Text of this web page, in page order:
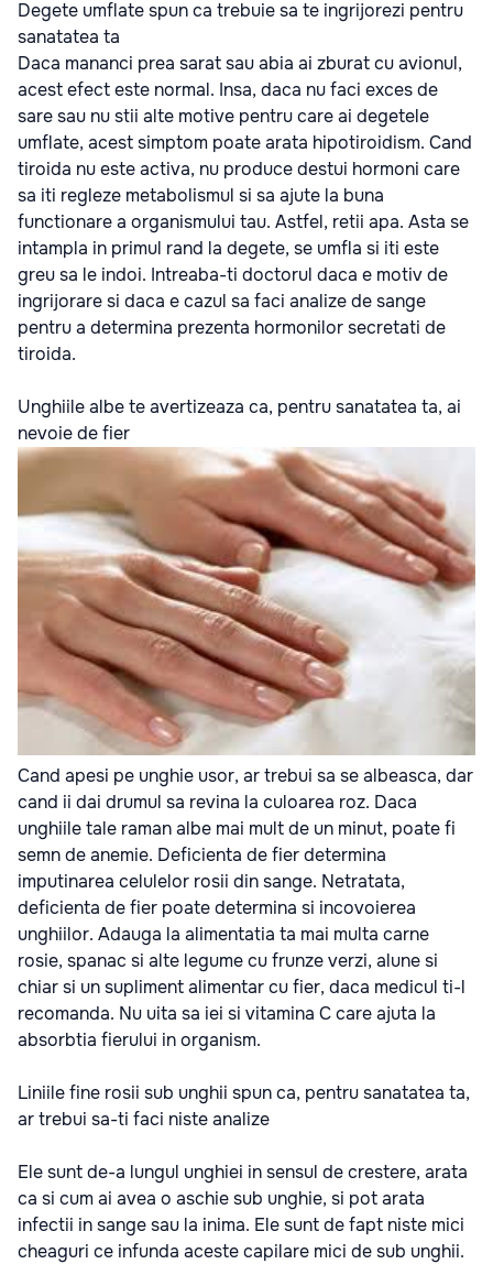
Degete umflate spun ca trebuie sa te ingrijorezi pentru
sanatatea ta
Daca mananci prea sarat sau abia ai zburat cu avionul,
acest efect este normal. Insa, daca nu faci exces de
sare sau nu stii alte motive pentru care ai degetele
umflate, acest simptom poate arata hipotiroidism. Cand
tiroida nu este activa, nu produce destui hormoni care
sa iti regleze metabolismul si sa ajute la buna
functionare a organismului tau. Astfel, retii apa. Asta se
intampla in primul rand la degete, se umfla si iti este
greu sa le indoi. Intreaba-ti doctorul daca e motiv de
ingrijorare si daca e cazul sa faci analize de sange
pentru a determina prezenta hormonilor secretati de
tiroida.
Unghiile albe te avertizeaza ca, pentru sanatatea ta, ai
nevoie de fier
Cand apesi pe unghie usor, ar trebui sa se albeasca, dar
cand ii dai drumul sa revina la culoarea roz. Daca
unghiile tale raman albe mai mult de un minut, poate fi
semn de anemie. Deficienta de fier determina
imputinarea celulelor rosii din sange. Netratata,
deficienta de fier poate determina si incovoierea
unghiilor. Adauga la alimentatia ta mai multa carne
rosie, spanac si alte legume cu frunze verzi, alune si
chiar si un supliment alimentar cu fier, daca medicul ti-l
recomanda. Nu uita sa iei si vitamina C care ajuta la
absorbtia fierului in organism.
Liniile fine rosii sub unghii spun ca, pentru sanatatea ta,
ar trebui sa-ti faci niste analize
Ele sunt de-a lungul unghiei in sensul de crestere, arata
ca si cum ai avea o aschie sub unghie, si pot arata
infectii in sange sau la inima. Ele sunt de fapt niste mici
cheaguri ce infunda aceste capilare mici de sub unghii.